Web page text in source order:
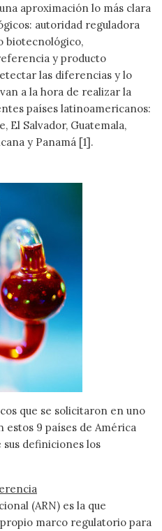
aproximación lo más clara
autoridad reguladora
biotecnológico,
y producto
las diferencias y lo
a la hora de realizar la
países latinoamericanos:
El Salvador, Guatemala,
y Panamá [1].
que se solicitaron en uno
estos 9 países de América
definiciones los
(ARN) es la que
marco regulatorio para